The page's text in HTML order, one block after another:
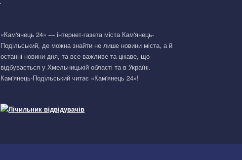
«Кам'янець 24» — інтернет-газета міста Кам'янець-
Подільський, де можна знайти не лише новини міста, а й
останні новини дня, та все важливе та цікаве, що
відбувається у Хмельницькій області та в Україні.
Кам'янець-Подільський читає «Кам'янець 24»!